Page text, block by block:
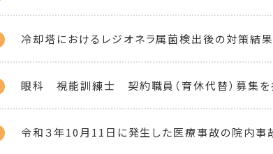
冷却塔におけるレジオネラ属菌検出後の対策結
眼科 視能訓練士 契約職員（育休代替）募集を
令和３年10月11日に発生した医療事故の院内事